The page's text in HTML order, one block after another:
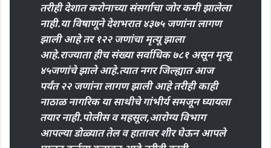
तरीही देशात करोनाच्या संसर्गाचा जोर कमी झालेला
नाही.या विषाणूने देशभरात ४३७५ जणांना लागण
झाली आहे तर १२२ जणांचा मृत्यू झाला
आहे.राज्याता हीच संख्या सर्वाधिक ७८१ असून मृत्यू
४५जणांचे झाले आहे.त्यात नगर जिल्ह्यात आज
पर्यंत २२ जणांना लागण झाली आहे तरीही काही
नाठाळ नागरिक या साथीचे गांभीर्य समजून घ्यायला
तयार नाही.पोलीस व महसूल,आरोग्य विभाग
आपल्या डोळ्यात तेल व हातावर शीर घेऊन आपले